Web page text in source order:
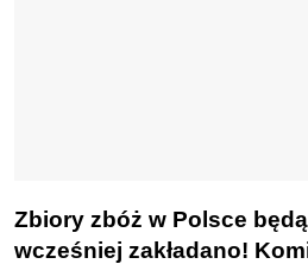
Zbiory zbóż w Polsce
wcześniej zakładano!